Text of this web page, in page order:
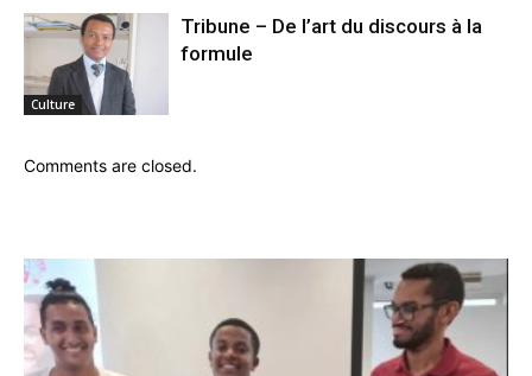
Culture
Tribune – De l’art du discours à la
formule
Comments are closed.